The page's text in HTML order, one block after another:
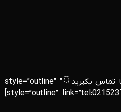
[row] [col span__sm=”12″] [row_inner] [col_inner span__sm=”12″ align=”center”] [button text=”برای دریافت خدمات عکاسی صنعتی کافیست با کارشناسان ما تماس بکیرید👇” style=”outline”
padding=”10px 10px 10px 10px”] [/col_inner] [/row_inner] [row_inner] [col_inner span__sm=”12″ align=”center”] [button text=”تماس با ما 📞” style=”outline” link=”tel:02152372000″]